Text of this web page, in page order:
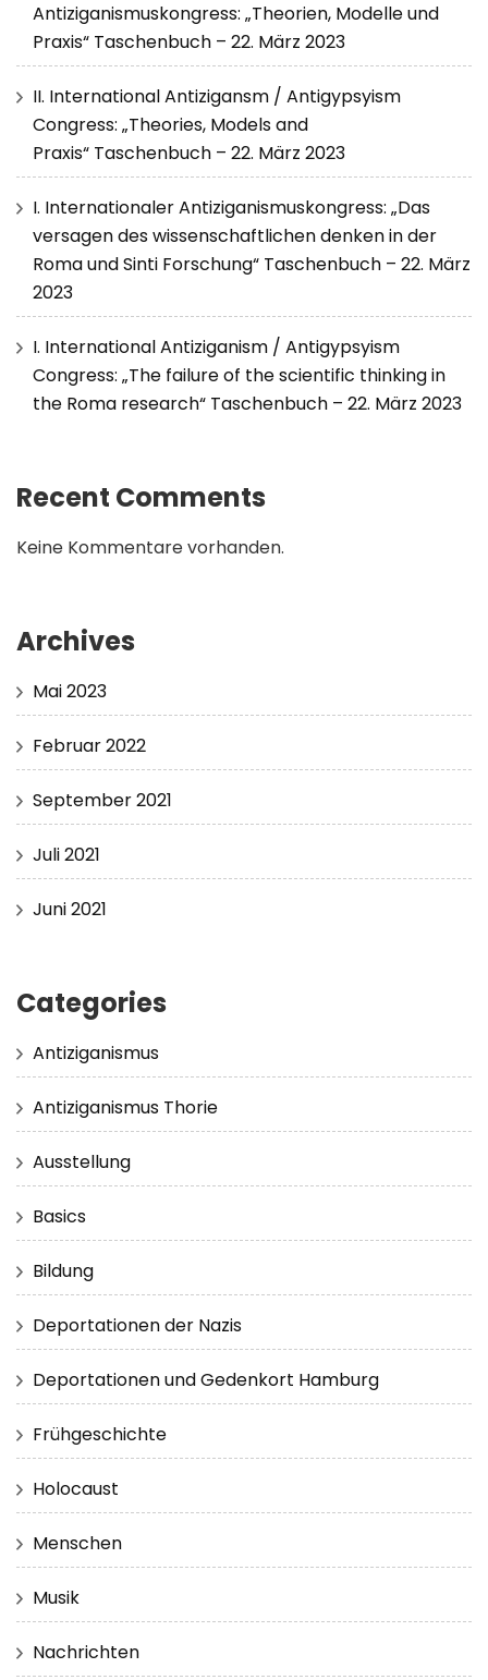
Antiziganismuskongress: „Theorien, Modelle und
Praxis“ Taschenbuch – 22. März 2023
II. International Antizigansm / Antigypsyism
Congress: „Theories, Models and
Praxis“ Taschenbuch – 22. März 2023
I. Internationaler Antiziganismuskongress: „Das
versagen des wissenschaftlichen denken in der
Roma und Sinti Forschung“ Taschenbuch – 22. März
2023
I. International Antiziganism / Antigypsyism
Congress: „The failure of the scientific thinking in
the Roma research“ Taschenbuch – 22. März 2023
Recent Comments
Keine Kommentare vorhanden.
Archives
Mai 2023
Februar 2022
September 2021
Juli 2021
Juni 2021
Categories
Antiziganismus
Antiziganismus Thorie
Ausstellung
Basics
Bildung
Deportationen der Nazis
Deportationen und Gedenkort Hamburg
Frühgeschichte
Holocaust
Menschen
Musik
Nachrichten